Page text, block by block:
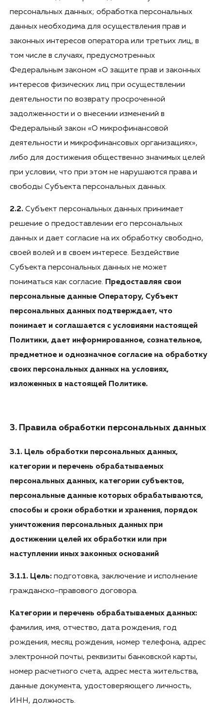
персональных данных; обработка персональных
данных необходима для осуществления прав и
законных интересов оператора или третьих лиц, в
том числе в случаях, предусмотренных
Федеральным законом «О защите прав и законных
интересов физических лиц при осуществлении
деятельности по возврату просроченной
задолженности и о внесении изменений в
Федеральный закон «О микрофинансовой
деятельности и микрофинансовых организациях»,
либо для достижения общественно значимых целей
при условии, что при этом не нарушаются права и
свободы Субъекта персональных данных.
2.2. Субъект персональных данных принимает
решение о предоставлении его персональных
данных и дает согласие на их обработку свободно,
своей волей и в своем интересе. Бездействие
Субъекта персональных данных не может
пониматься как согласие. Предоставляя свои
персональные данные Оператору, Субъект
персональных данных подтверждает, что
понимает и соглашается с условиями настоящей
Политики, дает информированное, сознательное,
предметное и однозначное согласие на обработку
своих персональных данных на условиях,
изложенных в настоящей Политике.
3. Правила обработки персональных данных
3.1. Цель обработки персональных данных,
категории и перечень обрабатываемых
персональных данных, категории субъектов,
персональные данные которых обрабатываются,
способы и сроки обработки и хранения, порядок
уничтожения персональных данных при
достижении целей их обработки или при
наступлении иных законных оснований
3.1.1. Цель: подготовка, заключение и исполнение
гражданско-правового договора.
Категории и перечень обрабатываемых данных:
фамилия, имя, отчество, дата рождения, год
рождения, месяц рождения, номер телефона, адрес
электронной почты, реквизиты банковской карты,
номер расчетного счета, адрес места жительства,
данные документа, удостоверяющего личность,
ИНН, должность.